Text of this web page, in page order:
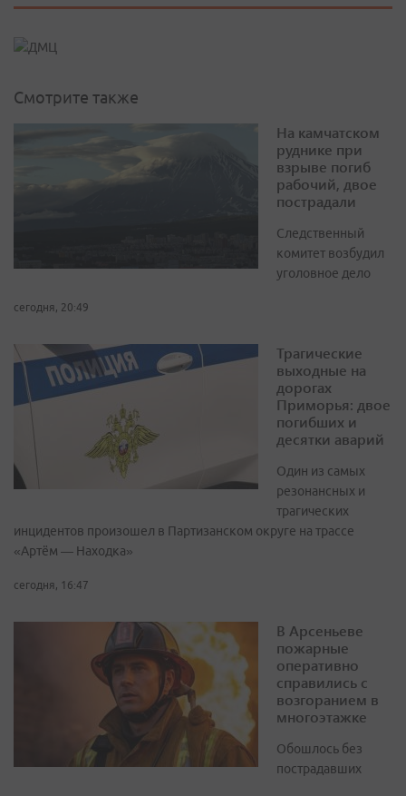
Смотрите также
На камчатском
руднике при
взрыве погиб
рабочий, двое
пострадали
Следственный
комитет возбудил
уголовное дело
сегодня, 20:49
Трагические
выходные на
дорогах
Приморья: двое
погибших и
десятки аварий
Один из самых
резонансных и
трагических
инцидентов произошел в Партизанском округе на трассе
«Артём — Находка»
сегодня, 16:47
В Арсеньеве
пожарные
оперативно
справились с
возгоранием в
многоэтажке
Обошлось без
пострадавших